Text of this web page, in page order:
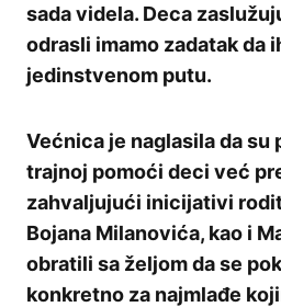
sada videla. Deca
odrasli imamo zadatak da
jedinstvenom putu.
Većnica je naglasila da su
trajnoj pomoći deci već
zahvaljujući inicijativi
Bojana Milanovića, kao i
obratili sa željom da se
konkretno za najmlađe